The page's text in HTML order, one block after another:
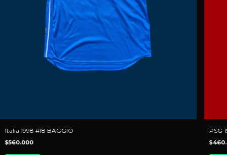
Italia 1998 #18 BAGGIO
$560.000
PSG